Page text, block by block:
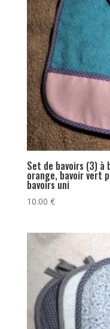
Set de bavoirs (3) à
orange, bavoir vert
bavoirs uni
10.00 €